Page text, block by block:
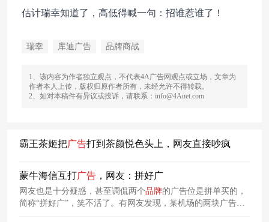
估计瑞幸知道了，高低得喊一句：招谁惹谁了！
瑞幸 库迪广告 品牌商战
1、该内容为作者独立观点，不代表4A广告网观点或立场，文章为
作者本人上传，版权归原作者所有，未经允许不得转载。
2、如对本稿件有异议或投诉，请联系：info@4Anet.com
霸王茶姬把广告打到茶颜悦色头上，网友直接吵疯
蒙牛海信互打广告 ，网友：拼好广
网友也是十分疑惑，甚至调侃两个品牌的广告位是拼单买的，
简称“拼好广”，笑不活了。有网友发现，某机场的两块广告
牌，细品之下很有内涵：图源：小红书网友众所周知，蒙牛有